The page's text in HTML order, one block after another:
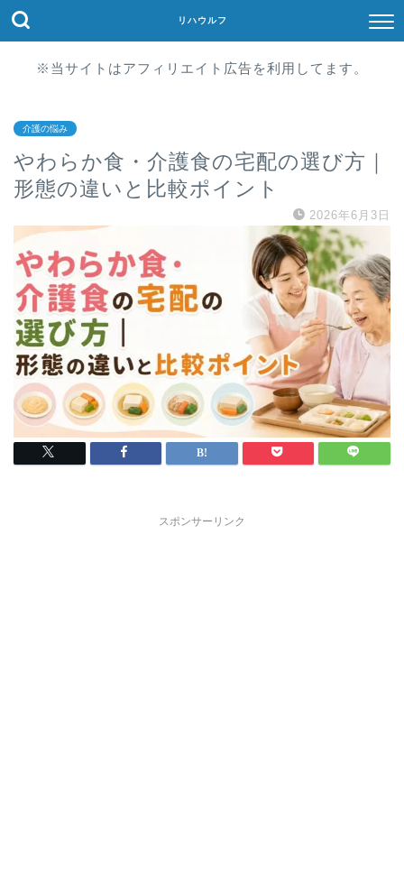
リハウルフ
※当サイトはアフィリエイト広告を利用してます。
介護の悩み
やわらか食・介護食の宅配の選び方｜
形態の違いと比較ポイント
2026年6月3日
スポンサーリンク